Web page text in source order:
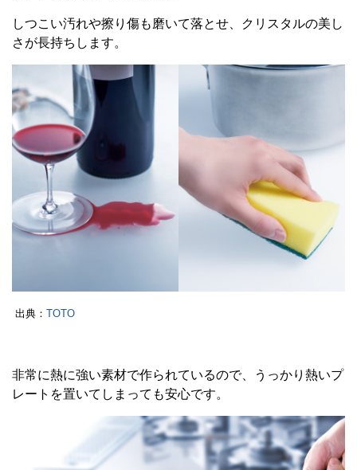
しつこい汚れや擦り傷も磨いて落とせ、クリスタルの美し
さが長持ちします。
出典： TOTO
非常に熱に強い素材で作られているので、うっかり熱いプ
レートを置いてしまっても安心です。